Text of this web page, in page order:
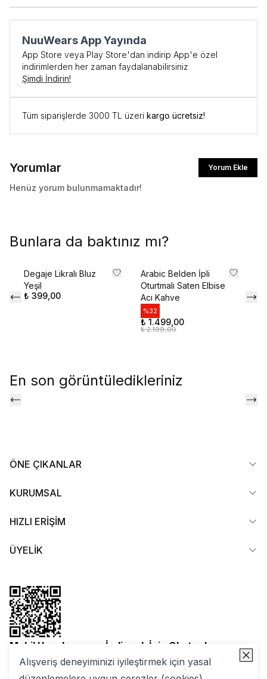
Alışveriş deneyiminizi iyileştirmek için yasal
NuuWears App Yayında
App Store veya Play Store'dan indirip App'e özel
indirimlerden her zaman faydalanabilirsiniz
Şimdi İndirin!
Tüm siparişlerde 3000 TL üzeri kargo ücretsiz!
Yorumlar Yorum Ekle
Henüz yorum bulunmamaktadır!
Bunlara da baktınız mı?
Degaje Likralı Bluz
Yeşil
₺ 399,00
Arabic Belden İpli
Oturtmalı Saten Elbise
Acı Kahve
%32
₺ 1.499,00
₺ 2.199,00
En son görüntüledikleriniz
ÖNE ÇIKANLAR
KURUMSAL
HIZLI ERİŞİM
ÜYELİK
Mobil Uygulamamızı İndirmek İçin Okutun!